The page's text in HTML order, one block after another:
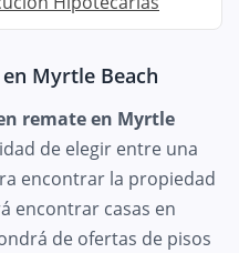
Myrtle Beach
remate en Myrtle
de elegir entre una
encontrar la propiedad
encontrar casas en
de ofertas de pisos